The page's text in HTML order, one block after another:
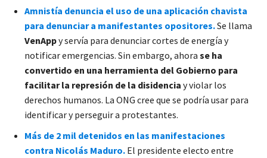
Amnistía denuncia el uso de una aplicación chavista
para denunciar a manifestantes opositores.Se llama
VenAppy servía para denunciar cortes de energía y
notificar emergencias. Sin embargo, ahora se ha
convertido en una herramienta del Gobierno para
facilitar la represión de la disidencia y violar los
derechos humanos. La ONG cree que se podría usar para
identificar y perseguir a protestantes.
Más de 2 mil detenidos en las manifestaciones
contra Nicolás Maduro. El presidente electo entre